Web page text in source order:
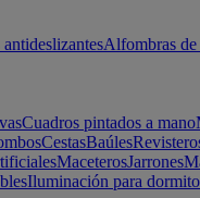
Alfombras
Cuadros pintados a mano
CestasBaúles
MaceterosJarrones
Iluminación para